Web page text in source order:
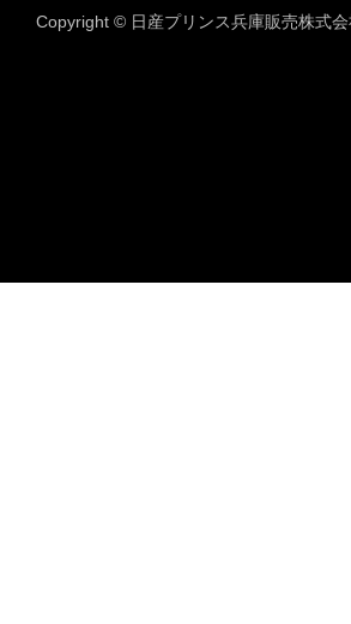
Copyright © 日産プリンス兵庫販売株式